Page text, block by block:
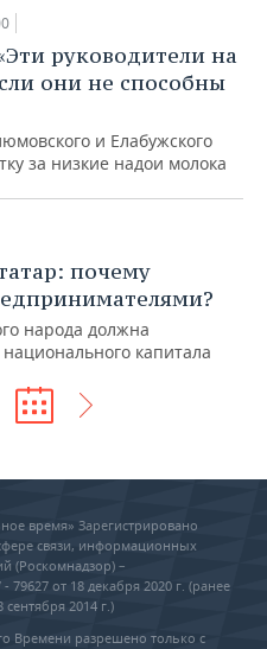
руководители на
они не способны
и Елабужского
за низкие надои молока
почему
народа должна
капитала
время» Зарегистрировано
связи, информационных
(Роскомнадзор) –
от 18 декабря 2020 г. (ранее
2014 г.)
Времени разрешено только с